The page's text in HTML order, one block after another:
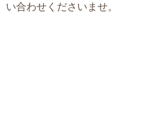
い合わせくださいませ。